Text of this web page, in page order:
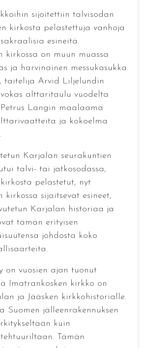
sijoitettiin talvisodan
kirkosta pelastettuja vanhoja
esineitä.
kirkossa on muun muassa
ja harvinainen messukasukka
taitelija Arvid Liljelundin
alttaritaulu vuodelta
Langin maalaama
ja kokoelma
Karjalan seurakuntien
talvi- tai jatkosodassa,
pelastetut, nyt
kirkossa sijaitsevat esineet,
Karjalan historiaa ja
tämän erityisen
johdosta koko
on vuosien ajan tuonut
Imatrankosken kirkko on
ja Jääsken kirkkohistorialle.
Suomen jälleenrakennuksen
kuin
Tämän